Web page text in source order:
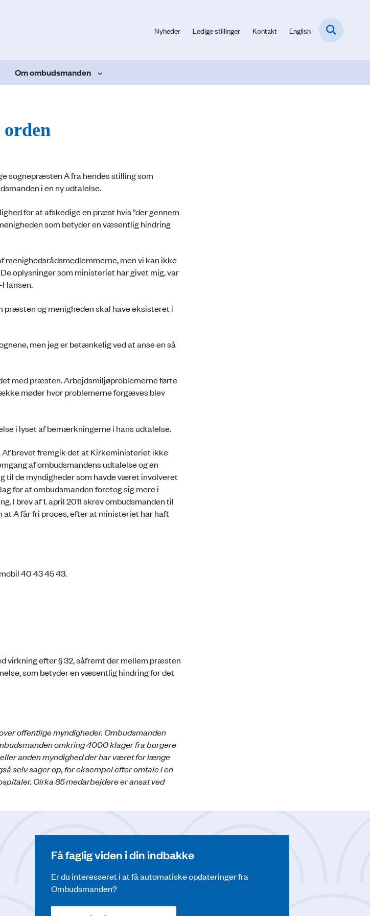
Nyheder Ledige stillinger Kontakt English
Om ombudsmanden
orden
sognepræsten A fra hendes stilling som
i en ny udtalelse.
for at afskedige en præst hvis ”der gennem
som betyder en væsentlig hindring
men vi kan ikke
oplysninger som ministeriet har givet mig, var
og menigheden skal have eksisteret i
men jeg er betænkelig ved at anse en så
med præsten. Arbejdsmiljøproblemerne førte
møder hvor problemerne forgæves blev
i lyset af bemærkningerne i hans udtalelse.
Af brevet fremgik det at Kirkeministeriet ikke
af ombudsmandens udtalelse og en
til de myndigheder som havde været involveret
for at ombudsmanden foretog sig mere i
I brev af 1. april 2011 skrev ombudsmanden til
A får fri proces, efter at ministeriet har haft
40 43 45 43.
virkning efter § 32, såfremt der mellem præsten
som betyder en væsentlig hindring for det
offentlige myndigheder. Ombudsmanden
omkring 4000 klager fra borgere
anden myndighed der har været for længe
selv sager op, for eksempel efter omtale i en
Cirka 85 medarbejdere er ansat ved
Få faglig viden i din indbakke
Er du interesseret i at få automatiske opdateringer fra
Ombudsmanden?